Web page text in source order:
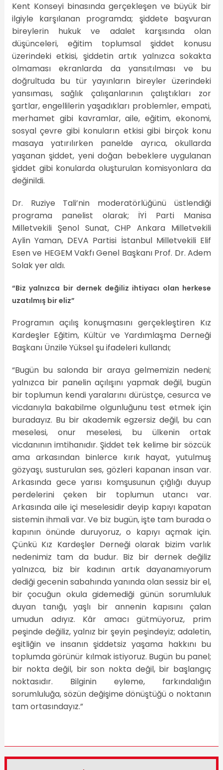
Kent Konseyi binasında gerçekleşen ve büyük bir
ilgiyle karşılanan programda; şiddete başvuran
bireylerin hukuk ve adalet karşısında olan
düşünceleri, eğitim toplumsal şiddet konusu
üzerindeki etkisi, şiddetin artık yalnızca sokakta
olmaması ekranlarda da yansıtılması ve bu
doğrultuda bu tür yayınların bireyler üzerindeki
yansıması, sağlık çalışanlarının çalıştıkları zor
şartlar, engellilerin yaşadıkları problemler, empati,
merhamet gibi kavramlar, aile, eğitim, ekonomi,
sosyal çevre gibi konuların etkisi gibi birçok konu
masaya yatırılırken panelde ayrıca, okullarda
yaşanan şiddet, yeni doğan bebeklere uygulanan
şiddet gibi konularda oluşturulan komisyonlara da
değinildi.
Dr. Ruziye Tali’nin moderatörlüğünü üstlendiği
programa panelist olarak; İYİ Parti Manisa
Milletvekili Şenol Sunat, CHP Ankara Milletvekili
Aylin Yaman, DEVA Partisi İstanbul Milletvekili Elif
Esen ve HEGEM Vakfı Genel Başkanı Prof. Dr. Adem
Solak yer aldı.
“Biz yalnızca bir dernek değiliz ihtiyacı olan herkese
uzatılmış bir eliz”
Programın açılış konuşmasını gerçekleştiren Kız
Kardeşler Eğitim, Kültür ve Yardımlaşma Derneği
Başkanı Ünzile Yüksel şu ifadeleri kullandı;
“Bugün bu salonda bir araya gelmemizin nedeni;
yalnızca bir panelin açılışını yapmak değil, bugün
bir toplumun kendi yaralarını dürüstçe, cesurca ve
vicdanıyla bakabilme olgunluğunu test etmek için
buradayız. Bu bir akademik egzersiz değil, bu can
meselesi, onur meselesi, bu ülkenin ortak
vicdanının imtihanıdır. Şiddet tek kelime bir sözcük
ama arkasından binlerce kırık hayat, yutulmuş
gözyaşı, susturulan ses, gözleri kapanan insan var.
Arkasında gece yarısı komşusunun çığlığı duyup
perdelerini çeken bir toplumun utancı var.
Arkasında aile içi meselesidir deyip kapıyı kapatan
sistemin ihmali var. Ve biz bugün, işte tam burada o
kapının önünde duruyoruz, o kapıyı açmak için.
Çünkü Kız Kardeşler Derneği olarak bizim varlık
nedenimiz tam da budur. Biz bir dernek değiliz
yalnızca, biz bir kadının artık dayanamıyorum
dediği gecenin sabahında yanında olan sessiz bir el,
bir çocuğun okula gidemediği günün sorumluluk
duyan tanığı, yaşlı bir annenin kapısını çalan
umudun adıyız. Kâr amacı gütmüyoruz, prim
peşinde değiliz, yalnız bir şeyin peşindeyiz; adaletin,
eşitliğin ve insanın şiddetsiz yaşama hakkını bu
toplumda görünür kılmak istiyoruz. Bugün bu panel;
bir nokta değil, bir son nokta değil, bir başlangıç
noktasıdır. Bilginin eyleme, farkındalığın
sorumluluğa, sözün değişime dönüştüğü o noktanın
tam ortasındayız.”